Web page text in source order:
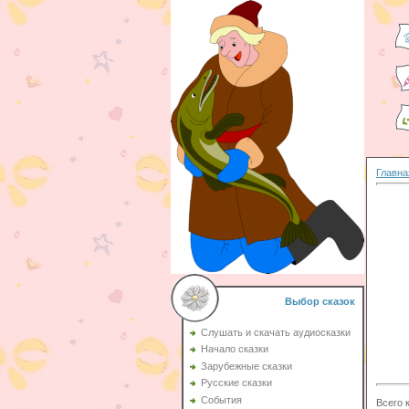
Выбор сказок
Слушать и скачать аудиосказки
Начало сказки
Зарубежные сказки
Русские сказки
События
Всего